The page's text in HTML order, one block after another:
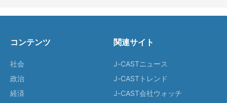
コンテンツ
社会
政治
経済
関連サイト
J-CASTニュース
J-CASTトレンド
J-CAST会社ウォッチ